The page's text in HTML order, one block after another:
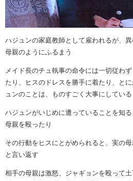
ハジュンの家庭教師として雇われるが、異
母親のようにふるまう
メイド長のチュ執事の命令には一切従わ
たり、ヒスのドレスを勝手に着たり、と
ュンのことは、ものすごく大事にしている
ハジュンがいじめに遭っていることを知る
母親を殴ったり
その行動をヒスにとがめられると、実の
と言い返す
相手の母親は激怒、ジャギョンを殴って